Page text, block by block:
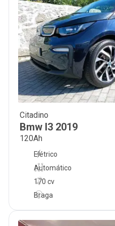
Citadino
Bmw I3 2019
120Ah
Automático
170 cv
Elétrico
Braga